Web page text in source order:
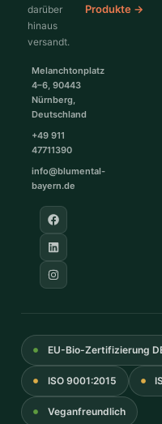
darüber
hinaus
versandt.
Melanchtonplatz
4–6, 90443
Nürnberg,
Deutschland
+49 911
47711390
info@blumental-
bayern.de
Produkte →
EU-Bio-Zertifizierung
ISO 9001:2015
Veganfreundlich